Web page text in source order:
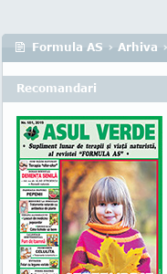
Formula AS › Arhiva ›
Recomandari